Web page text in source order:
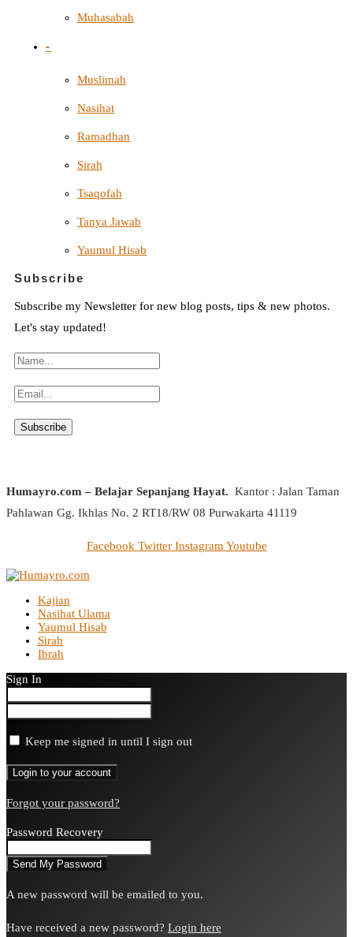
Muhasabah
-
Muslimah
Nasihat
Ramadhan
Sirah
Tsaqofah
Tanya Jawab
Yaumul Hisab
Subscribe
Subscribe my Newsletter for new blog posts, tips & new photos.
Let's stay updated!
Humayro.com – Belajar Sepanjang Hayat. Kantor : Jalan Taman
Pahlawan Gg. Ikhlas No. 2 RT18/RW 08 Purwakarta 41119
Facebook Twitter Instagram Youtube
Kajian
Nasihat Ulama
Yaumul Hisab
Sirah
Ibrah
Sign In
Keep me signed in until I sign out
Forgot your password?
Password Recovery
A new password will be emailed to you.
Have received a new password? Login here